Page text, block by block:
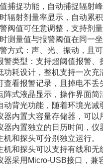
捕捉功能，自动捕捉辐射
辐射剂量率显示，自动累积
阀值可任意调整，支持剂
测量值与报警阈值在同一
方式：声、光、振动，且可
警类型：支持超阈值报警、
功耗设计，整机支持一次充
查看报警记录，且掉电不丢
阵式液晶显示，操作界面简
动背光功能，随着环境光减
器内置大容量存储器，可以
器内置独立的日历时间，仪
机和探头可分别独立运行。
机和探头可以支持有线和无
器采用Micro-USB接口，兼